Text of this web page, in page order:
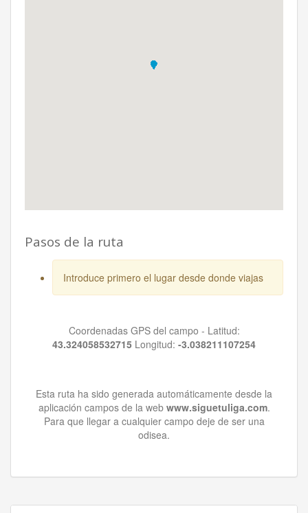
Pasos de la ruta
Introduce primero el lugar desde donde viajas
Coordenadas GPS del campo - Latitud:
43.324058532715 Longitud: -3.038211107254
Esta ruta ha sido generada automáticamente desde la
aplicación campos de la web www.siguetuliga.com.
Para que llegar a cualquier campo deje de ser una
odisea.